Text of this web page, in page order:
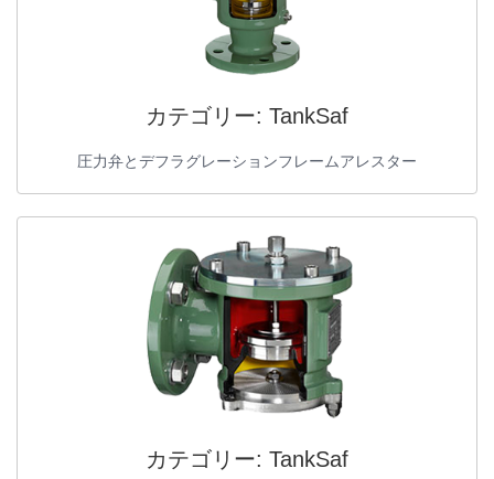
カテゴリー: TankSaf
圧力弁とデフラグレーションフレームアレスター
カテゴリー: TankSaf